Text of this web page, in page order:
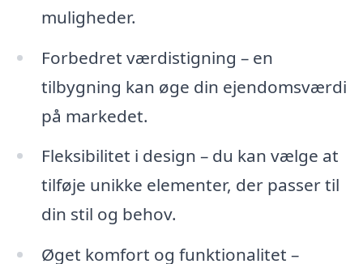
muligheder.
Forbedret værdistigning – en
tilbygning kan øge din ejendomsværdi
på markedet.
Fleksibilitet i design – du kan vælge at
tilføje unikke elementer, der passer til
din stil og behov.
Øget komfort og funktionalitet –